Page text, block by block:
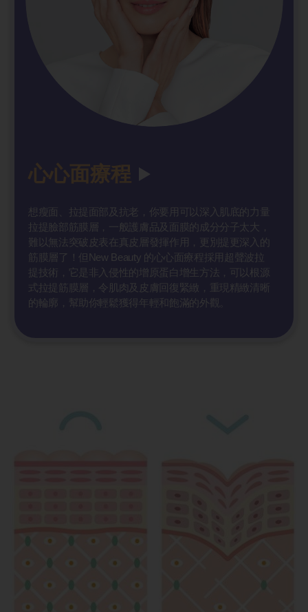
心心面療程
想瘦面、拉提面部及抗老，你要用可以深入肌底的力量
拉提臉部筋膜層，一般護膚品及面膜的成分分子太大，
難以無法突破皮表在真皮層發揮作用，更別提更深入的
筋膜層了！但New Beauty 的心心面療程採用超聲波拉
提技術，它是非入侵性的增原蛋白增生方法，可以根源
式拉提筋膜層，令肌肉及皮膚回復緊緻，重現精緻清晰
的輪廓，幫助你輕鬆獲得年輕和飽滿的外觀。